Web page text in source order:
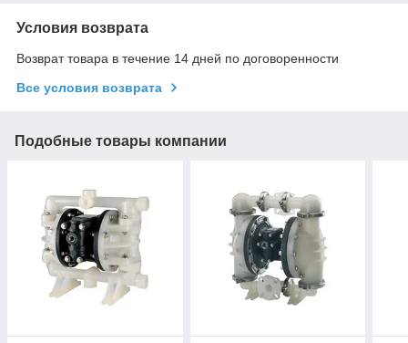
Условия возврата
Возврат товара в течение 14 дней по договоренности
Все условия возврата
Подобные товары компании